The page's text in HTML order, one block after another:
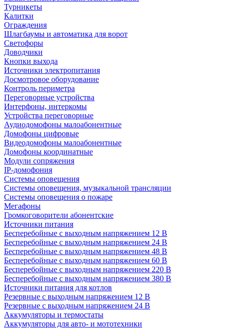
Турникеты
Калитки
Ограждения
Шлагбаумы и автоматика для ворот
Светофоры
Доводчики
Кнопки выхода
Источники электропитания
Досмотровое оборудование
Контроль периметра
Переговорные устройства
Интерфоны, интеркомы
Устройства переговорные
Аудиодомофоны малоабонентные
Домофоны цифровые
Видеодомофоны малоабонентные
Домофоны координатные
Модули сопряжения
IP-домофония
Системы оповещения
Системы оповещения, музыкальной трансляции
Системы оповещения о пожаре
Мегафоны
Громкоговорители абонентские
Источники питания
Бесперебойные с выходным напряжением 12 В
Бесперебойные с выходным напряжением 24 В
Бесперебойные с выходным напряжением 48 В
Бесперебойные с выходным напряжением 60 В
Бесперебойные с выходным напряжением 220 В
Бесперебойные с выходным напряжением 380 В
Источники питания для котлов
Резервные с выходным напряжением 12 В
Резервные с выходным напряжением 24 В
Аккумуляторы и термостаты
Аккумуляторы для авто- и мототехники